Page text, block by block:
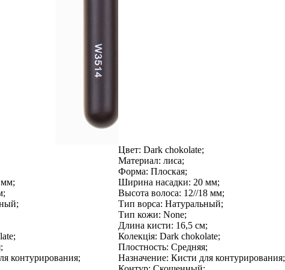
мм;
контурирования;
Цвет: Dark chokolate;
Материал: лиса;
Форма: Плоская;
Ширина насадки: 20 мм;
Высота волоса: 12//18 мм;
Тип ворса: Натуральный;
Тип кожи: None;
Длина кисти: 16,5 см;
Колекція: Dark chokolate;
Плостность: Средняя;
Назначение: Кисти для контурирования;